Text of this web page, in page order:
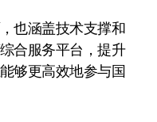
也涵盖技术支撑和
合服务平台，提升
够更高效地参与国